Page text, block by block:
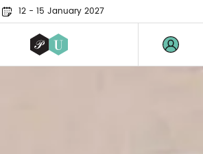
12 - 15 January 2027